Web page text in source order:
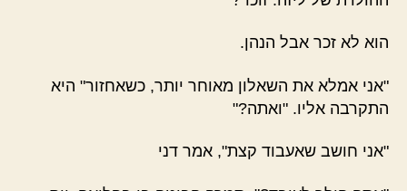
הוא לא זכר אבל הנהן.
"אני אמלא את השאלון מאוחר יותר, כשאחזור" היא
התקרבה אליו. "ואתה?"
"אני חושב שאעבוד קצת", אמר דני